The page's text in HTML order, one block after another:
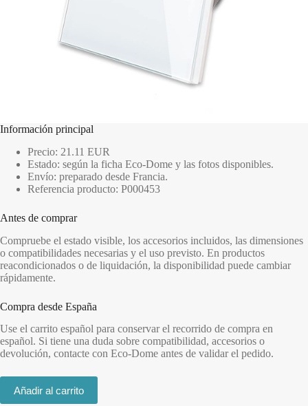
Información principal
Precio: 21.11 EUR
Estado: según la ficha Eco-Dome y las fotos disponibles.
Envío: preparado desde Francia.
Referencia producto: P000453
Antes de comprar
Compruebe el estado visible, los accesorios incluidos, las dimensiones
o compatibilidades necesarias y el uso previsto. En productos
reacondicionados o de liquidación, la disponibilidad puede cambiar
rápidamente.
Compra desde España
Use el carrito español para conservar el recorrido de compra en
español. Si tiene una duda sobre compatibilidad, accesorios o
devolución, contacte con Eco-Dome antes de validar el pedido.
Añadir al carrito